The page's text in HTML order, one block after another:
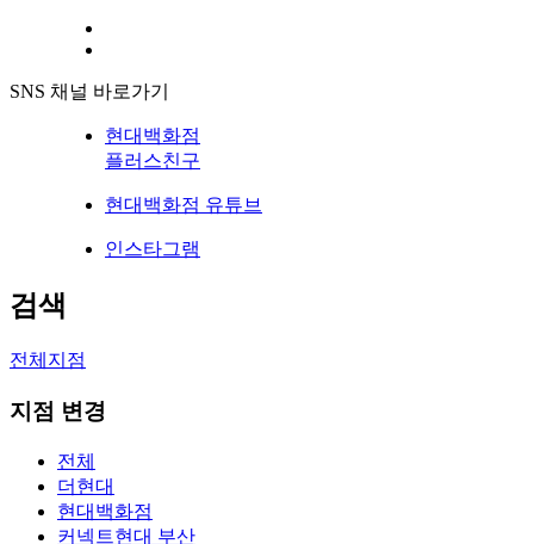
SNS 채널 바로가기
현대백화점
플러스친구
현대백화점 유튜브
인스타그램
검색
전체지점
지점 변경
전체
더현대
현대백화점
커넥트현대 부산